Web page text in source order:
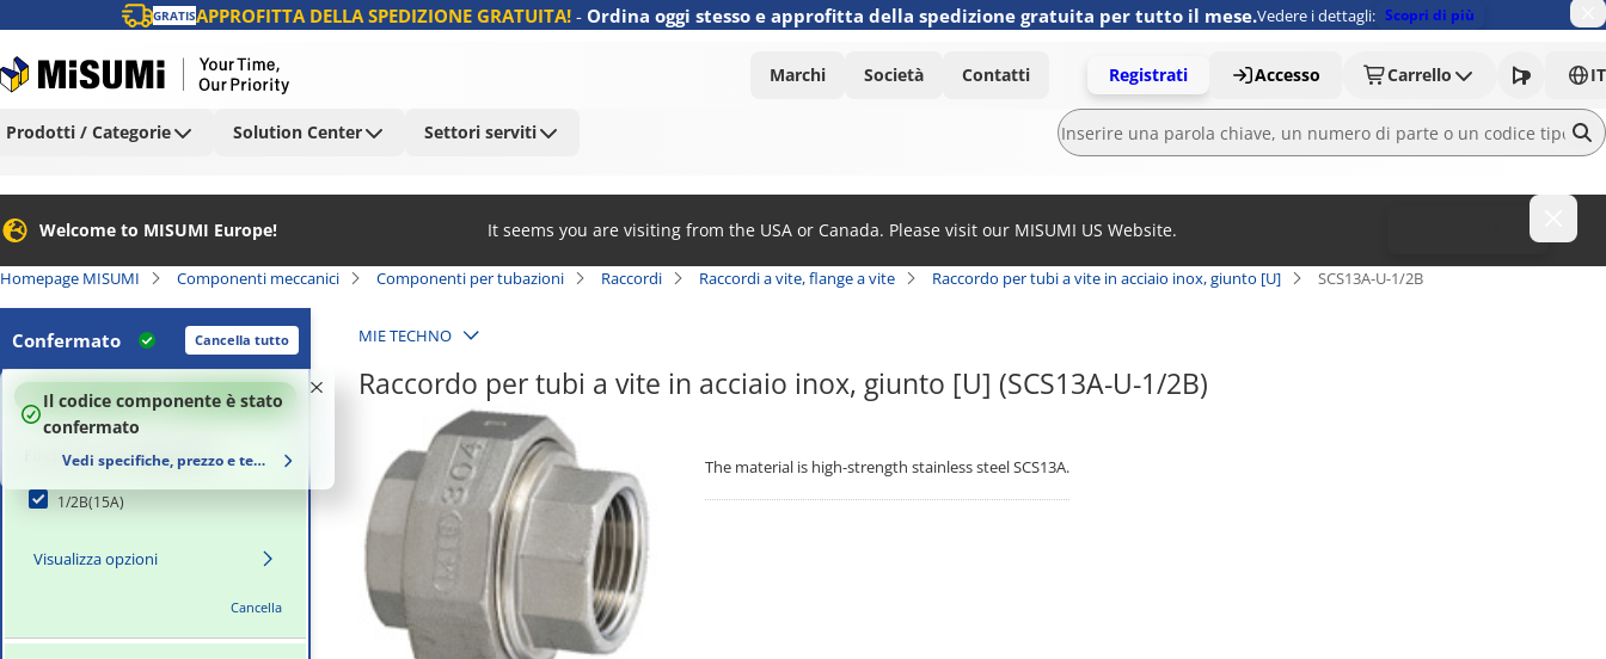
GRATISAPPROFITTA DELLA SPEDIZIONE GRATUITA! - Ordina oggi stesso e approfitta della spedizione gratuita per tutto il mese.Vedere i dettagli: Scopri di più
Marchi Società Contatti Registrati Accesso Carrello IT
Prodotti / Categorie Solution Center Settori serviti
Welcome to MISUMI Europe! It seems you are visiting from the USA or Canada. Please visit our MISUMI US Website.
Homepage MISUMI Componenti meccanici Componenti per tubazioni Raccordi Raccordi a vite, flange a vite Raccordo per tubi a vite in acciaio inox, giunto [U] SCS13A-U-1/2B
Confermato Cancella tutto
100%
Il codice componente è stato
confermato
Vedi specifiche, prezzo e tempi di consegna
Filettatura nominale M1
1/2B(15A)
Visualizza opzioni
Cancella
MIE TECHNO
Raccordo per tubi a vite in acciaio inox, giunto [U] (SCS13A-U-1/2B)
The material is high-strength stainless steel SCS13A.